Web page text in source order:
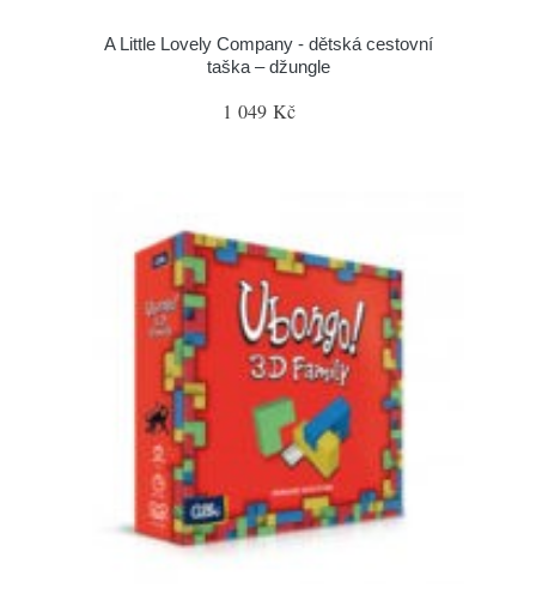
A Little Lovely Company - dětská cestovní
taška – džungle
1 049 Kč